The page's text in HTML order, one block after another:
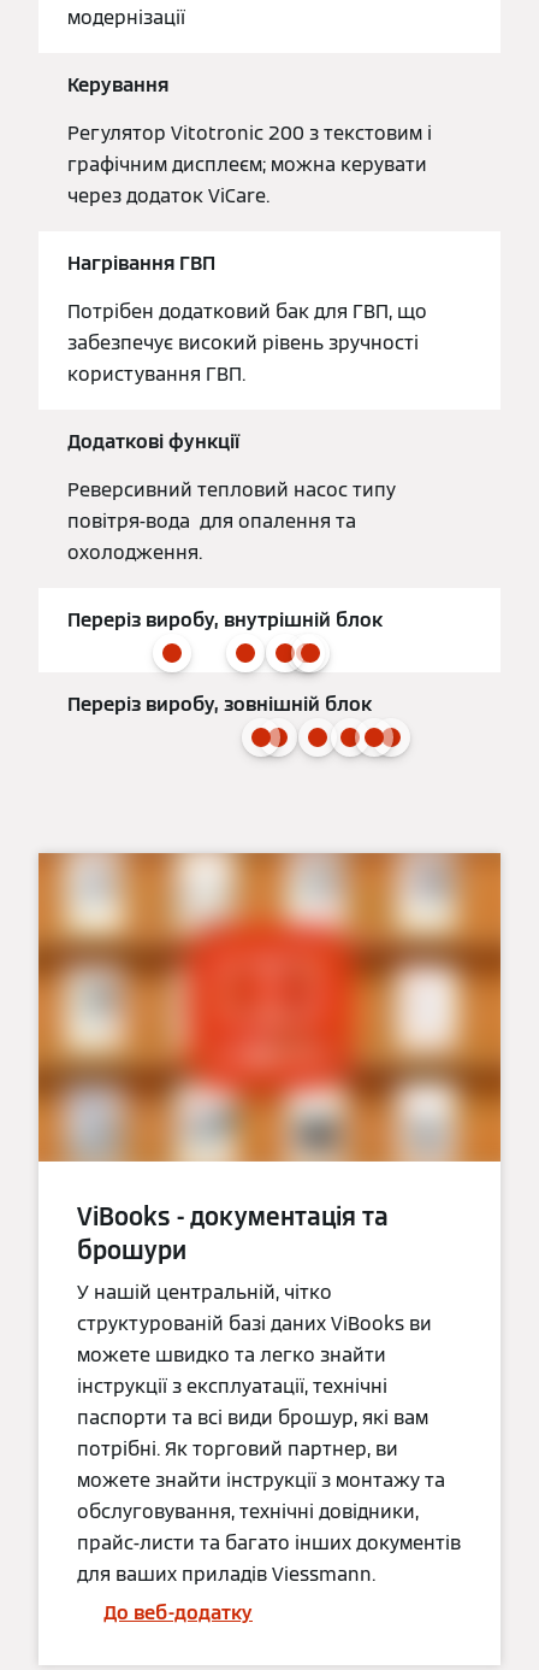
модернізації
Керування
Регулятор Vitotronic 200 з текстовим і
графічним дисплеєм; можна керувати
через додаток ViCare.
Нагрівання ГВП
Потрібен додатковий бак для ГВП, що
забезпечує високий рівень зручності
користування ГВП.
Додаткові функції
Реверсивний тепловий насос типу
повітря-вода для опалення та
охолодження.
Переріз виробу, внутрішній блок
Переріз виробу, зовнішній блок
ViBooks - документація та
брошури
У нашій центральній, чітко
структурованій базі даних ViBooks ви
можете швидко та легко знайти
інструкції з експлуатації, технічні
паспорти та всі види брошур, які вам
потрібні. Як торговий партнер, ви
можете знайти інструкції з монтажу та
обслуговування, технічні довідники,
прайс-листи та багато інших документів
для ваших приладів Viessmann.
До веб-додатку